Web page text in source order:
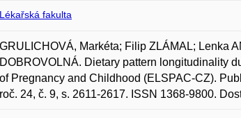
Lékařská fakulta
GRULICHOVÁ, Markéta; Filip ZLÁMAL; Lenka
DOBROVOLNÁ. Dietary pattern longitudinality
of Pregnancy and Childhood (ELSPAC-CZ).
roč. 24, č. 9, s. 2611-2617. ISSN 1368-9800.